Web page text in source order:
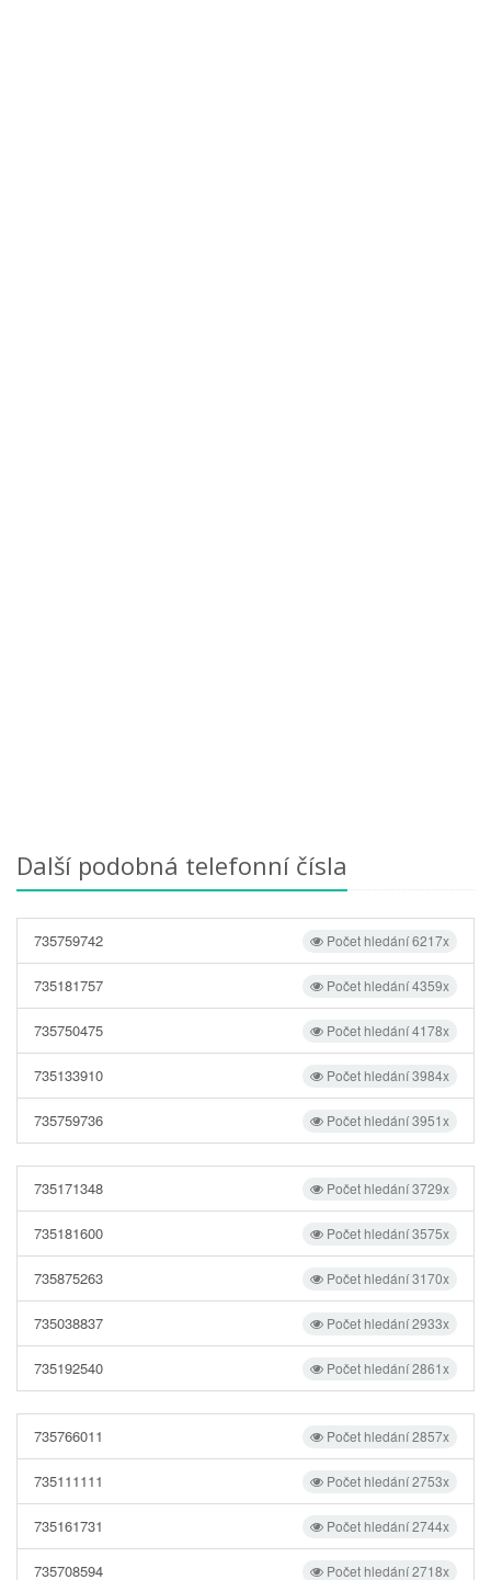
Další podobná telefonní čísla
Počet hledání 6217x
735759742
Počet hledání 4359x
735181757
Počet hledání 4178x
735750475
Počet hledání 3984x
735133910
Počet hledání 3951x
735759736
Počet hledání 3729x
735171348
Počet hledání 3575x
735181600
Počet hledání 3170x
735875263
Počet hledání 2933x
735038837
Počet hledání 2861x
735192540
Počet hledání 2857x
735766011
Počet hledání 2753x
735111111
Počet hledání 2744x
735161731
Počet hledání 2718x
735708594